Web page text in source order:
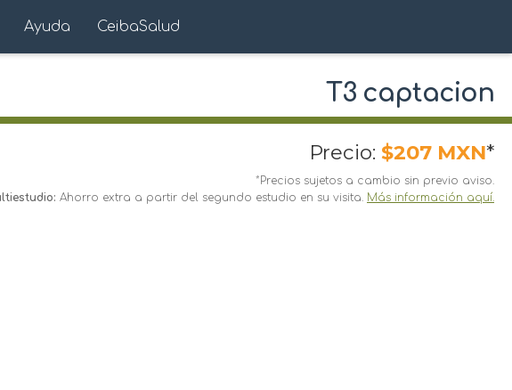
Ayuda CeibaSalud
T3 captacion
Precio: $207 MXN*
*Precios sujetos a cambio sin previo aviso.
Ahorro extra a partir del segundo estudio en su visita. Más información aquí.